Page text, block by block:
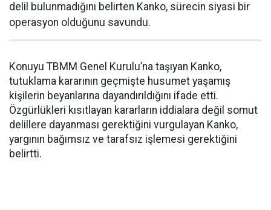
delil bulunmadığını belirten Kanko, sürecin siyasi bir
operasyon olduğunu savundu.
Konuyu TBMM Genel Kurulu’na taşıyan Kanko,
tutuklama kararının geçmişte husumet yaşamış
kişilerin beyanlarına dayandırıldığını ifade etti.
Özgürlükleri kısıtlayan kararların iddialara değil somut
delillere dayanması gerektiğini vurgulayan Kanko,
yargının bağımsız ve tarafsız işlemesi gerektiğini
belirtti.